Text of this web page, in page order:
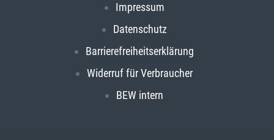
Impressum
Datenschutz
Barrierefreiheitserklärung
Widerruf für Verbraucher
BEW intern